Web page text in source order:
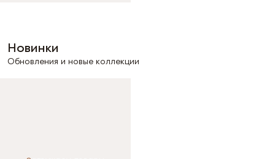
Новинки
Обновления и новые коллекции